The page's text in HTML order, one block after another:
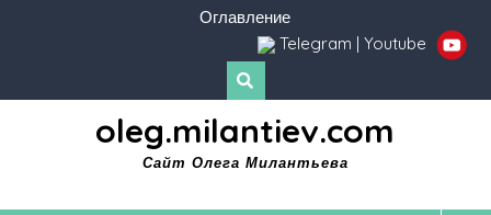
Оглавление
Telegram | Youtube
oleg.milantiev.com
Сайт Олега Милантьева